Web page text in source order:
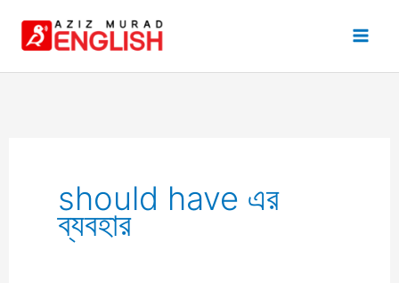
should have এর
ব্যবহার